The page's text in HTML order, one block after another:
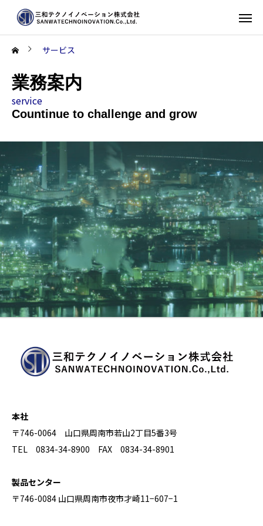
サービス
業務案内
service
Countinue to challenge and grow
本社
〒746-0064 山口県周南市若山2丁目5番3号
TEL 0834-34-8900 FAX 0834-34-8901
製品センター
〒746-0084 山口県周南市夜市才崎11−607−1